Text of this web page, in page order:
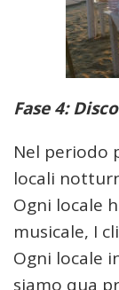
Fase 4:
Nel periodo
locali
Ogni locale
musicale, I
Ogni locale
siamo qua